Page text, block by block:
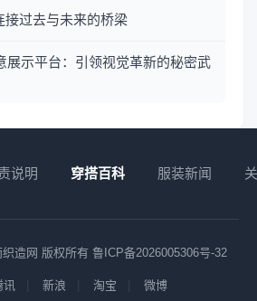
接过去与未来的桥梁
展示平台：引领视觉革新的秘密武
说明 穿搭百科 服装新闻
造网 版权所有 鲁ICP备2026005306号-32
讯 新浪 淘宝 微博